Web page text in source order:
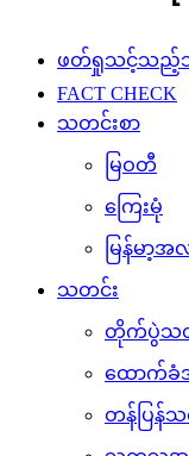
ဖတ်ရှုသင့်သည့်သ
FACT CHECK
သတင်းစာ
မြဝတီ
ကြေးမုံ
မြန်မာ့အ
သတင်း
တိုက်ပွဲသ
ထောက်ခံအ
တန်ပြန်